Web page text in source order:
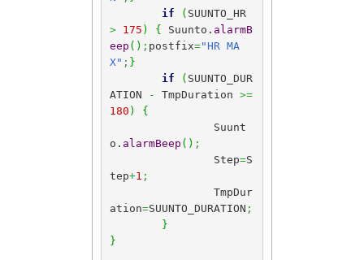
if
(
>
175 ) { Suunto. alarmB
eep ( ) ; postfix="HR MA
X" ; }
if
( SUUNTO_DUR
ATION
- TmpDuration >=
180 )
{
o. alarmBeep ( ) ;
		Step
=S
tep+1 ;
ation=SUUNTO_DURATION ;
}
}